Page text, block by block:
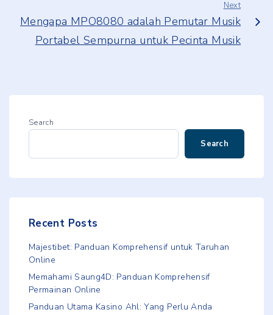
Next
Mengapa MPO8080 adalah Pemutar Musik
Portabel Sempurna untuk Pecinta Musik
Search
Search
Recent Posts
Majestibet: Panduan Komprehensif untuk Taruhan
Online
Memahami Saung4D: Panduan Komprehensif
Permainan Online
Panduan Utama Kasino Ahl: Yang Perlu Anda